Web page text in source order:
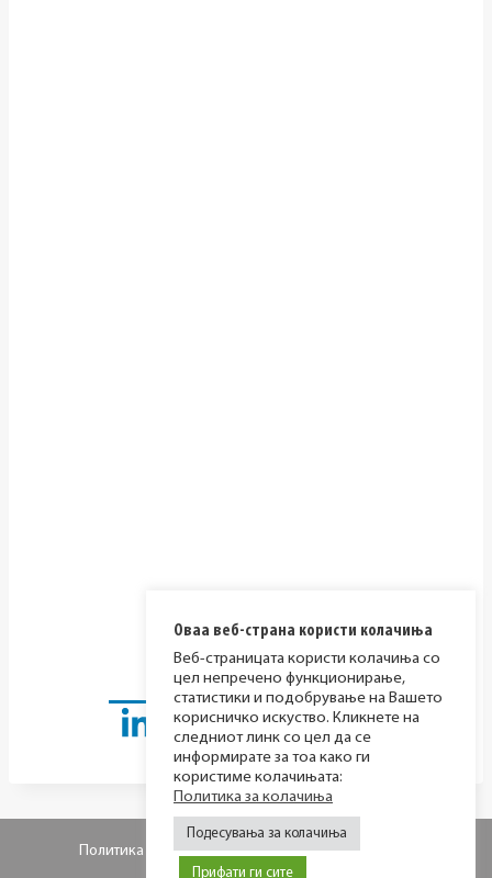
Политика за приватност Политика за колачиња
Оваа веб-страна користи колачиња
Веб-страницата користи колачиња со
цел непречено функционирање,
статистики и подобрување на Вашето
корисничко искуство. Кликнете на
следниот линк со цел да се
информирате за тоа како ги
користиме колачињата:
Политика за колачиња
Подесувања за колачиња
Прифати ги сите